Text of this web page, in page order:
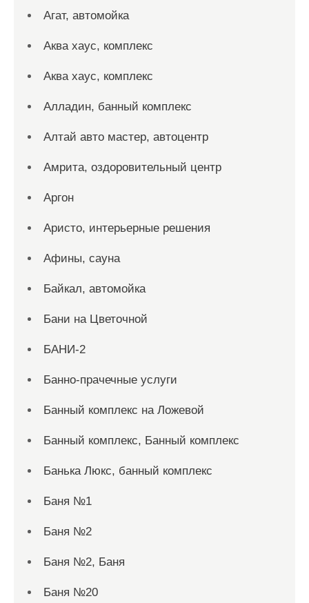
Агат, автомойка
Аква хаус, комплекс
Аква хаус, комплекс
Алладин, банный комплекс
Алтай авто мастер, автоцентр
Амрита, оздоровительный центр
Аргон
Аристо, интерьерные решения
Афины, сауна
Байкал, автомойка
Бани на Цветочной
БАНИ-2
Банно-прачечные услуги
Банный комплекс на Ложевой
Банный комплекс, Банный комплекс
Банька Люкс, банный комплекс
Баня №1
Баня №2
Баня №2, Баня
Баня №20